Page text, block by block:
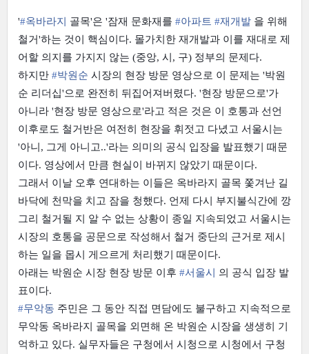
'‪#‎옥바라지‬ 골목'은 '잠재 문화재를 ‪#‎아파트‬ ‪#‎재개발‬ 을 위해
철거'하는 것이 핵심이다. 몰가치한 재개발과 이를 재대로 제
어할 의지를 가지지 않는 (중앙, 시, 구) 정부의 문제다.
하지만 ‪#‎박원순‬ 시장의 현장 방문 영상으로 이 문제는 '박원
순 리더십'으로 완전히 뒤집어져버렸다. '현장 방문으로'가
아니라 '현장 방문 영상으로'라고 적은 것은 이 호통과 선언
이후로도 철거반은 여전히 현장을 휘젓고 다녔고 서울시는
'아니, 그게 아니고..'라는 의미의 공식 입장을 발표했기 때문
이다. 영상에서 만큼 현실이 바뀌지 않았기 때문이다.
그래서 이날 오후 연대하는 이들은 옥바라지 골목 쫓겨난 길
바닥에 천막을 치고 잠을 청했다. 언제 다시 부지불식간에 깡
그리 철거될 지 알 수 없는 상황이 종일 지속되었고 서울시는
시장의 호통을 공문으로 작성해서 철거 중단의 근거로 제시
하는 일을 몹시 게으르게 처리했기 때문이다.
아래는 박원순 시장 현장 방문 이후 ‪#‎서울시‬ 의 공식 입장 발
표이다.
‪#‎무악동‬ 주민은 그 동안 직접 면담에도 불구하고 지속적으로
무악동 옥바라지 골목을 외면해 온 박원순 시장을 생생히 기
억하고 있다. 실무자들은 구청에서 시청으로 시청에서 구청